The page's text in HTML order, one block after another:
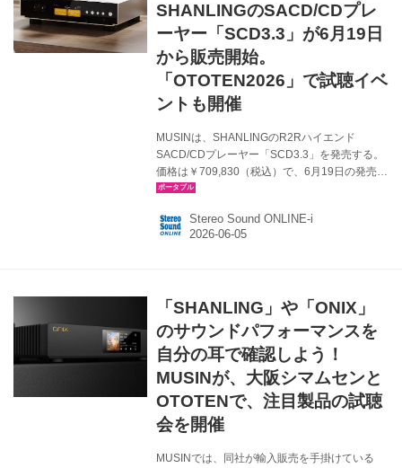
SHANLINGのSACD/CDプレ
ーヤー「SCD3.3」が6月19日
から販売開始。
「OTOTEN2026」で試聴イベ
ントも開催
MUSINは、SHANLINGのR2Rハイエンド
SACD/CDプレーヤー「SCD3.3」を発売する。
価格は￥709,830（税込）で、6月19日の発売を
予定している。また本製品の発売に合わせ、6月
開催される「OTOTEN2026」で、「SHANLING
製品試聴会」も開催予定とのことだ。 その
出すことを実現した、ハイエンドSACD/CDプレ
ーヤーだ。 DAC部分には、SHANLING自社開発
の...
Stereo Sound ONLINE-i
「SHANLING」や「ONIX」
のサウンドパフォーマンスを
自分の耳で確認しよう！
MUSINが、大阪シマムセンと
OTOTENで、注目製品の試聴
会を開催
MUSINでは、同社が輸入販売を手掛けている